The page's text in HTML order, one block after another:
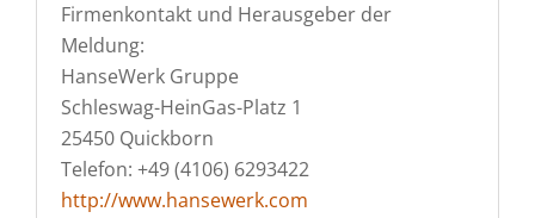
Firmenkontakt und Herausgeber der
Meldung:
HanseWerk Gruppe
Schleswag-HeinGas-Platz 1
25450 Quickborn
Telefon: +49 (4106) 6293422
http://www.hansewerk.com